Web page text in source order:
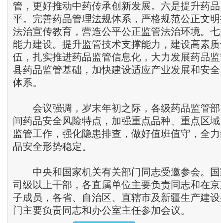
管，更好推动中药传承创新发展。六是提升药
平。完善药品管理法规体系，严格规范公正文
法治宣传教育，营造公平公正监管法治环境。
能力建设。提升监管技术支撑能力，建设高素
伍，扎实推进药品监管信息化，大力发展药品
县药品监管基础，加快建设适应产业发展和安
体系。
会议强调，岁末年初之际，各级药品监管部
间药品安全风险特点，加强重点品种、重点区
监管工作，强化隐患排查，做好值班值守，全
品安全形势稳定。
中央和国家机关有关部门同志受邀参会。国
司级以上干部，各直属单位主要负责同志和在
子成员，各省、自治区、直辖市及新疆生产建
门主要负责同志和办公室主任参加会议。